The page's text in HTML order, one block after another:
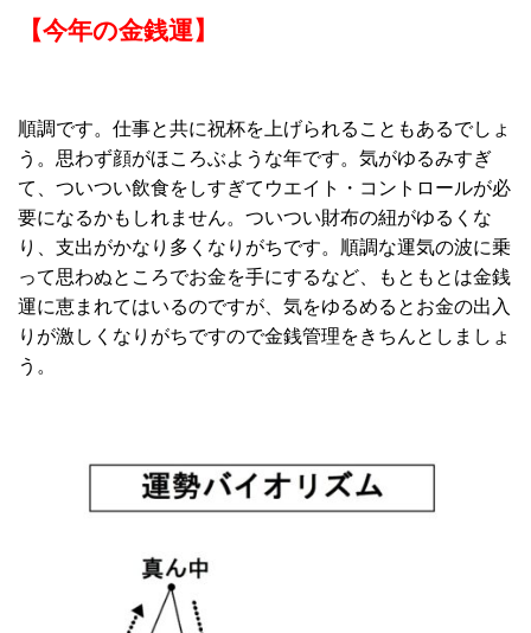
【今年の金銭運】
順調です。仕事と共に祝杯を上げられることもあるでしょ
う。思わず顔がほころぶような年です。気がゆるみすぎ
て、ついつい飲食をしすぎてウエイト・コントロールが必
要になるかもしれません。ついつい財布の紐がゆるくな
り、支出がかなり多くなりがちです。順調な運気の波に乗
って思わぬところでお金を手にするなど、もともとは金銭
運に恵まれてはいるのですが、気をゆるめるとお金の出入
りが激しくなりがちですので金銭管理をきちんとしましょ
う。